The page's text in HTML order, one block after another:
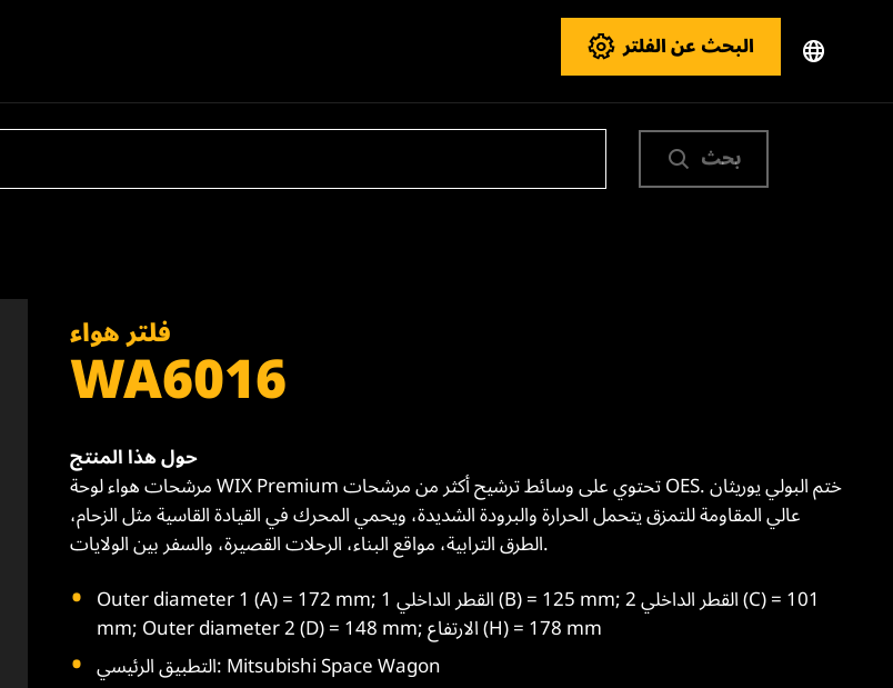
البحث عن الفلتر
بحث
فلتر هواء
WA6016
حول هذا المنتج
مرشحات هواء لوحة WIX Premium تحتوي على وسائط ترشيح أكثر من مرشحات OES. ختم البولي يوريثان
عالي المقاومة للتمزق يتحمل الحرارة والبرودة الشديدة، ويحمي المحرك في القيادة القاسية مثل الزحام،
الطرق الترابية، مواقع البناء، الرحلات القصيرة، والسفر بين الولايات.
Outer diameter 1 (A) = 172 mm; القطر الداخلي 1 (B) = 125 mm; القطر الداخلي 2 (C) = 101
mm; Outer diameter 2 (D) = 148 mm; الارتفاع (H) = 178 mm
التطبيق الرئيسي: Mitsubishi Space Wagon